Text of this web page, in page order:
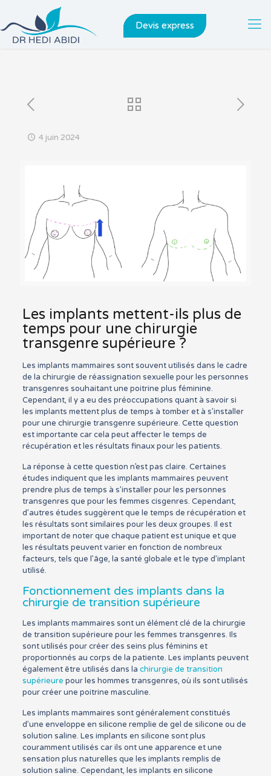
Devis express
4 juin 2024
Les implants mettent-ils plus de
temps pour une chirurgie
transgenre supérieure ?
Les implants mammaires sont souvent utilisés dans le cadre
de la chirurgie de réassignation sexuelle pour les personnes
transgenres souhaitant une poitrine plus féminine.
Cependant, il y a eu des préoccupations quant à savoir si
les implants mettent plus de temps à tomber et à s’installer
pour une chirurgie transgenre supérieure. Cette question
est importante car cela peut affecter le temps de
récupération et les résultats finaux pour les patients.
La réponse à cette question n’est pas claire. Certaines
études indiquent que les implants mammaires peuvent
prendre plus de temps à s’installer pour les personnes
transgenres que pour les femmes cisgenres. Cependant,
d’autres études suggèrent que le temps de récupération et
les résultats sont similaires pour les deux groupes. Il est
important de noter que chaque patient est unique et que
les résultats peuvent varier en fonction de nombreux
facteurs, tels que l’âge, la santé globale et le type d’implant
utilisé.
Fonctionnement des implants dans la
chirurgie de transition supérieure
Les implants mammaires sont un élément clé de la chirurgie
de transition supérieure pour les femmes transgenres. Ils
sont utilisés pour créer des seins plus féminins et
proportionnés au corps de la patiente. Les implants peuvent
également être utilisés dans la chirurgie de transition
supérieure pour les hommes transgenres, où ils sont utilisés
pour créer une poitrine masculine.
Les implants mammaires sont généralement constitués
d’une enveloppe en silicone remplie de gel de silicone ou de
solution saline. Les implants en silicone sont plus
couramment utilisés car ils ont une apparence et une
sensation plus naturelles que les implants remplis de
solution saline. Cependant, les implants en silicone